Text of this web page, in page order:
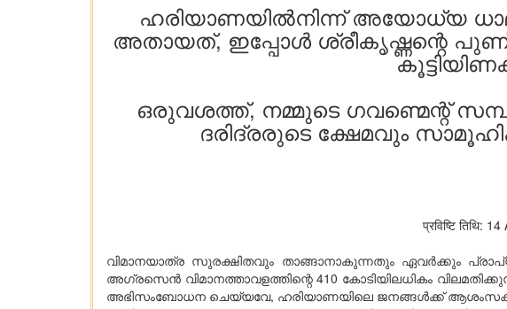
ഹരിയാണയിൽനിന്ന് അയോധ്യ
അതായത്, ഇപ്പോൾ ശ്രീകൃഷ്ണന്റെ
ഒരുവശത്ത്, നമ്മുടെ ഗവണ്മെന്റ്
ദരിദ്രരുടെ ക്ഷേമവും
प्रविष्टि तिथि:
വിമാനയാത്ര സുരക്ഷിതവും താങ്ങാനാകുന്നതും ഏവർക്കും
അഗ്രസെൻ വിമാനത്താവളത്തിന്റെ 410 കോടിയിലധികം
അഭിസംബോധന ചെയ്യവേ, ഹരിയാണയിലെ ജനങ്ങൾക്ക്